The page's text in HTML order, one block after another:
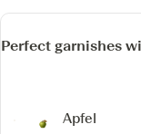
Perfect garnishes
Apfel